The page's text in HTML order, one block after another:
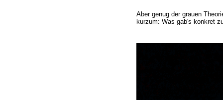
Aber genug der grauen
kurzum: Was gab's konkret